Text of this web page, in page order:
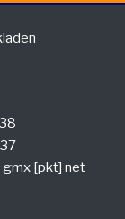
[pkt] net